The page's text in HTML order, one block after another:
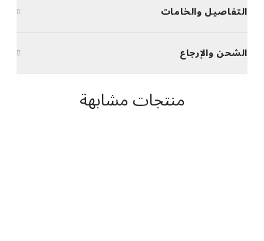
التفاصيل والخامات
الشحن والإرجاع
منتجات مشابهة